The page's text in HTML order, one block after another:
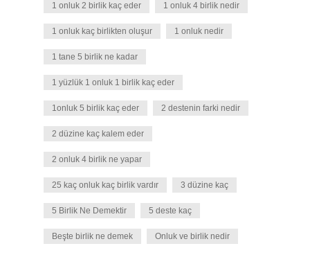
1 onluk 2 birlik kaç eder 1 onluk 4 birlik nedir
1 onluk kaç birlikten oluşur 1 onluk nedir
1 tane 5 birlik ne kadar
1 yüzlük 1 onluk 1 birlik kaç eder
1onluk 5 birlik kaç eder 2 destenin farki nedir
2 düzine kaç kalem eder
2 onluk 4 birlik ne yapar
25 kaç onluk kaç birlik vardır 3 düzine kaç
5 Birlik Ne Demektir 5 deste kaç
Beşte birlik ne demek Onluk ve birlik nedir